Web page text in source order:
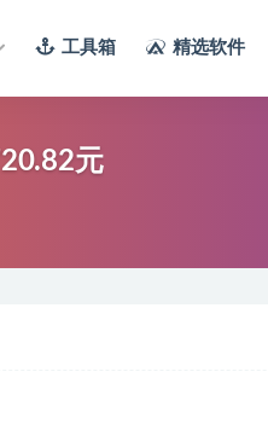
工具箱 精选软件
元